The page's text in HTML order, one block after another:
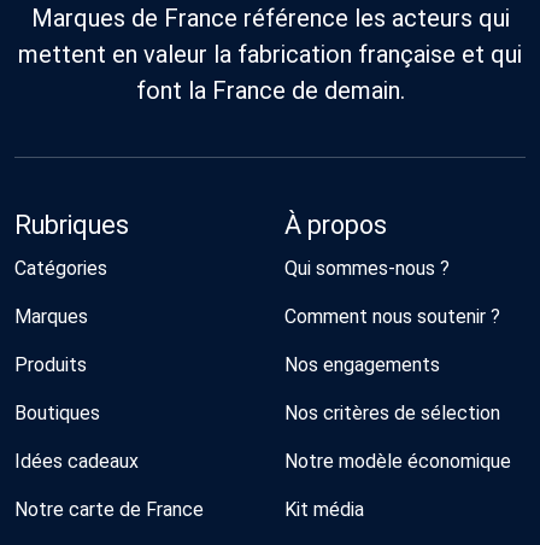
Marques de France référence les acteurs qui
mettent en valeur la fabrication française et qui
font la France de demain.
Rubriques
Catégories
Marques
Produits
Boutiques
Idées cadeaux
Notre carte de France
À propos
Qui sommes-nous ?
Comment nous soutenir ?
Nos engagements
Nos critères de sélection
Notre modèle économique
Kit média